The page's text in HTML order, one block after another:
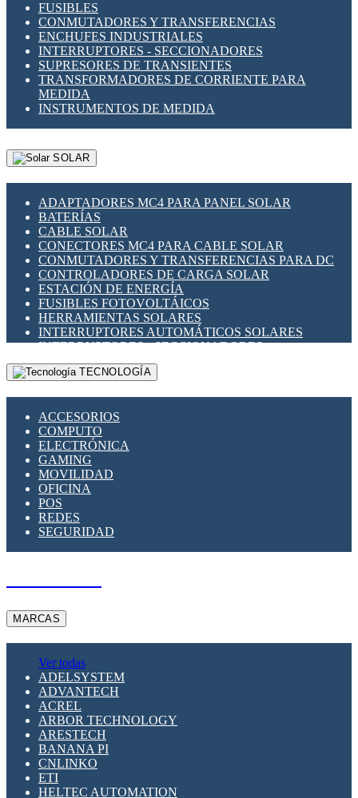
FUSIBLES
CONMUTADORES Y TRANSFERENCIAS
ENCHUFES INDUSTRIALES
INTERRUPTORES - SECCIONADORES
SUPRESORES DE TRANSIENTES
TRANSFORMADORES DE CORRIENTE PARA
MEDIDA
INSTRUMENTOS DE MEDIDA
SOLAR
ADAPTADORES MC4 PARA PANEL SOLAR
BATERÍAS
CABLE SOLAR
CONECTORES MC4 PARA CABLE SOLAR
CONMUTADORES Y TRANSFERENCIAS PARA DC
CONTROLADORES DE CARGA SOLAR
ESTACIÓN DE ENERGÍA
FUSIBLES FOTOVOLTÁICOS
HERRAMIENTAS SOLARES
INTERRUPTORES AUTOMÁTICOS SOLARES
INTERRUPTORES - SECCIONADORES
FOTOVOLTÁICOS
MONTAJE PANEL SOLAR
SUPRESOR DE TRANSIENTES SPDS PARA
APLICACIONES FOTOVOLTAICAS
TECNOLOGÍA
ACCESORIOS
COMPUTO
ELECTRÓNICA
GAMING
MOVILIDAD
OFICINA
POS
REDES
SEGURIDAD
MARCAS
Ver todas
ADELSYSTEM
ADVANTECH
ACREL
ARBOR TECHNOLOGY
ARESTECH
BANANA PI
CNLINKO
ETI
HELTEC AUTOMATION